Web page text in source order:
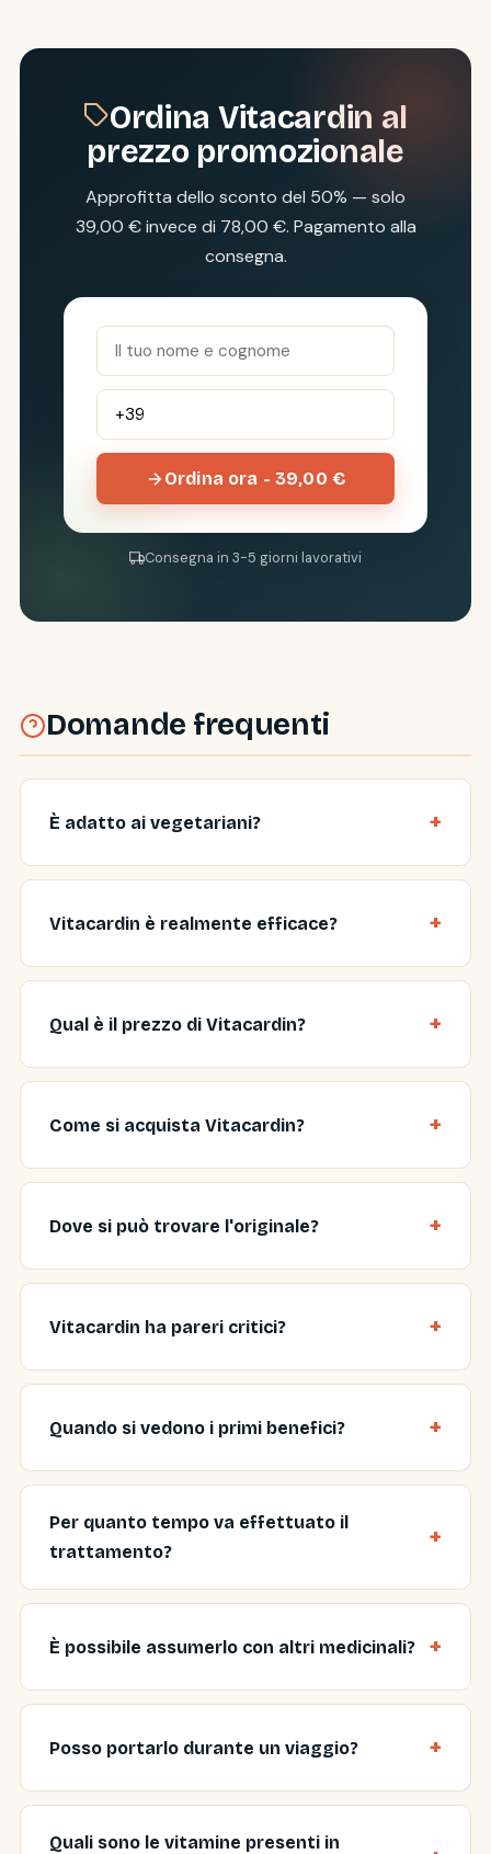
Ordina Vitacardin al
prezzo promozionale
Approfitta dello sconto del 50% — solo
39,00 € invece di 78,00 €. Pagamento alla
consegna.
Ordina ora - 39,00 €
Consegna in 3-5 giorni lavorativi
Domande frequenti
È adatto ai vegetariani?
Vitacardin è realmente efficace?
Qual è il prezzo di Vitacardin?
Come si acquista Vitacardin?
Dove si può trovare l'originale?
Vitacardin ha pareri critici?
Quando si vedono i primi benefici?
Per quanto tempo va effettuato il
trattamento?
È possibile assumerlo con altri medicinali?
Posso portarlo durante un viaggio?
Quali sono le vitamine presenti in